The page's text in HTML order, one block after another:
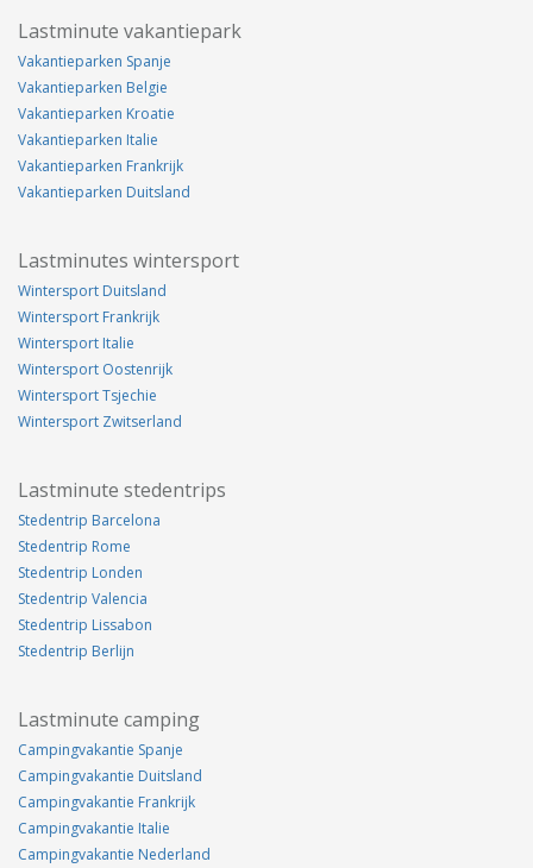
Lastminute vakantiepark
Vakantieparken Spanje
Vakantieparken Belgie
Vakantieparken Kroatie
Vakantieparken Italie
Vakantieparken Frankrijk
Vakantieparken Duitsland
Lastminutes wintersport
Wintersport Duitsland
Wintersport Frankrijk
Wintersport Italie
Wintersport Oostenrijk
Wintersport Tsjechie
Wintersport Zwitserland
Lastminute stedentrips
Stedentrip Barcelona
Stedentrip Rome
Stedentrip Londen
Stedentrip Valencia
Stedentrip Lissabon
Stedentrip Berlijn
Lastminute camping
Campingvakantie Spanje
Campingvakantie Duitsland
Campingvakantie Frankrijk
Campingvakantie Italie
Campingvakantie Nederland